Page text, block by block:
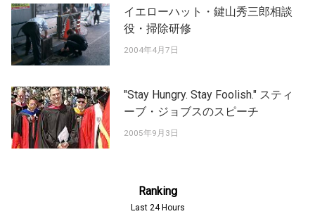
イエローハット・鍵山秀三郎相談
役・掃除研修
2004年4月7日
"Stay Hungry. Stay Foolish." スティ
ーブ・ジョブスのスピーチ
2005年9月3日
Ranking
Last 24 Hours